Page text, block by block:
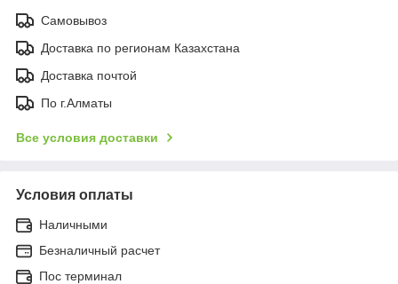
Самовывоз
Доставка по регионам Казахстана
Доставка почтой
По г.Алматы
Все условия доставки
Условия оплаты
Наличными
Безналичный расчет
Пос терминал